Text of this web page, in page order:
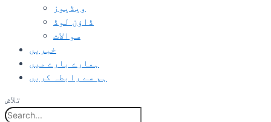
ویڈیوز
ڈاؤن لوڈ
سوالات
خبریں
ہمارے بارے میں
ہم سے رابطہ کریں
تلاش